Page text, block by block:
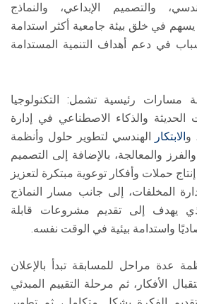
والتصميم الإبداعي، والنماذج
يسهم في خلق بيئة جامعية أكثر استدامة
في دعم أهداف التنمية المستدامة
مسارات رئيسية تشمل: التكنولوجيا
الحديثة والذكاء الاصطناعي في إدارة
و الابتكار
الهندسي لتطوير حلول وأنظمة
والمعالجة، بالإضافة إلى التصميم
حملات وأفكار توعوية مبتكرة لتعزيز
المخلفات، إلى جانب مسار النماذج
يهدف إلى تقديم مشروعات قابلة
واستدامة بيئية في الوقت نفسه.
عدة مراحل للمسابقة تبدأ بالإعلان
الأفكار، ثم مرحلة التقييم المبدئي